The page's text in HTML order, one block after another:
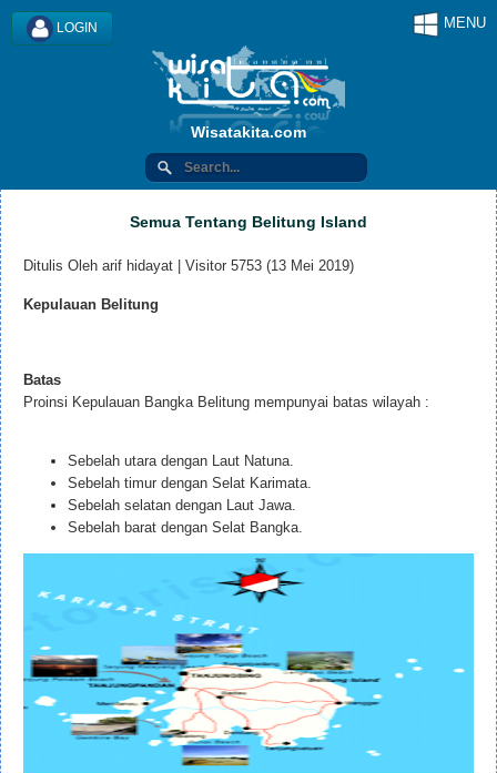
MENU
LOGIN
Wisatakita.com
Semua Tentang Belitung Island
Ditulis Oleh arif hidayat | Visitor 5753 (13 Mei 2019)
Kepulauan Belitung
Batas
Proinsi Kepulauan Bangka Belitung mempunyai batas wilayah :
Sebelah utara dengan Laut Natuna.
Sebelah timur dengan Selat Karimata.
Sebelah selatan dengan Laut Jawa.
Sebelah barat dengan Selat Bangka.